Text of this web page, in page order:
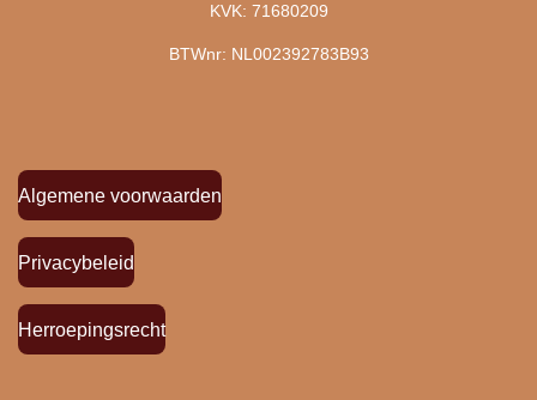
KVK: 71680209
BTWnr: NL002392783B93
Algemene voorwaarden
Privacybeleid
Herroepingsrecht